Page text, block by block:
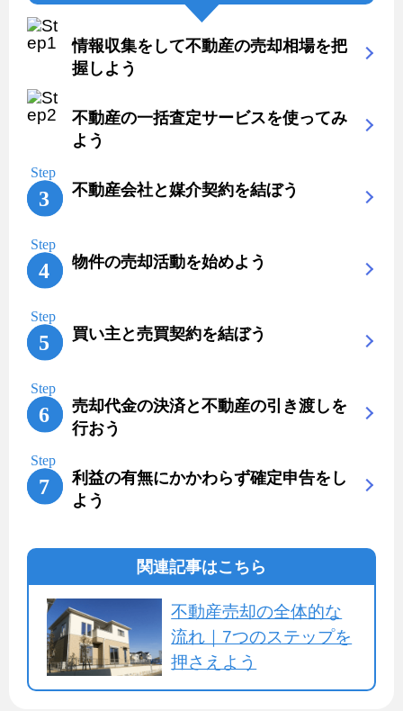
情報収集をして不動産の売却相場を把
握しよう
不動産の一括査定サービスを使ってみ
よう
不動産会社と媒介契約を結ぼう
物件の売却活動を始めよう
買い主と売買契約を結ぼう
売却代金の決済と不動産の引き渡しを
行おう
利益の有無にかかわらず確定申告をし
よう
関連記事はこちら
不動産売却の全体的な
流れ｜7つのステップを
押さえよう